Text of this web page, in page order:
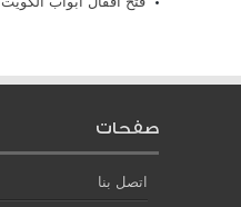
صفحات
اتصل بنا